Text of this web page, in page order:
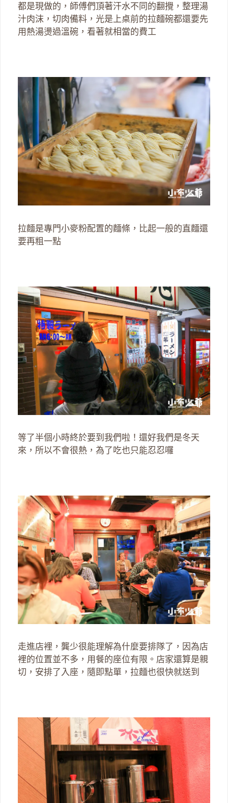
都是現做的，師傅們頂著汗水不同的翻攪，整理湯
汁肉沫，切肉備料，光是上桌前的拉麵碗都還要先
用熱湯燙過溫碗，看著就相當的費工
拉麵是專門小麥粉配置的麵條，比起一般的直麵還
要再粗一點
等了半個小時終於要到我們啦！還好我們是冬天
來，所以不會很熱，為了吃也只能忍忍囉
走進店裡，龔少很能理解為什麼要排隊了，因為店
裡的位置並不多，用餐的座位有限。店家還算是親
切，安排了入座，隨即點單，拉麵也很快就送到